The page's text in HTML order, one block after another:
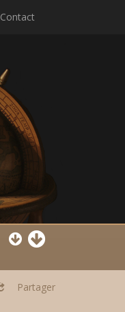
Contact
Partager